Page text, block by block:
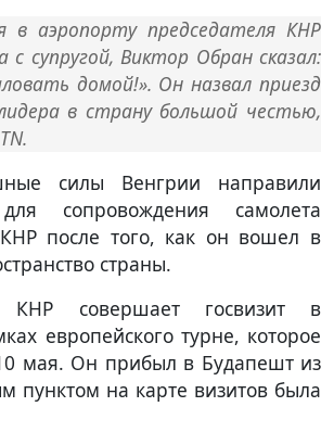
в аэропорту председателя КНР
с супругой, Виктор Обран сказал:
домой!». Он назвал приезд
в страну большой честью,
силы Венгрии направили
сопровождения самолета
КНР после того, как он вошел в
страны.
КНР совершает госвизит в
европейского турне, которое
мая. Он прибыл в Будапешт из
пунктом на карте визитов была